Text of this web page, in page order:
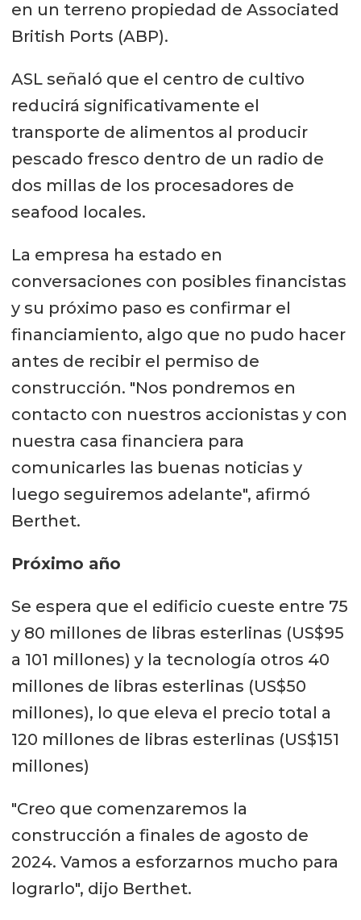
en un terreno propiedad de Associated
British Ports (ABP).
ASL señaló que el centro de cultivo
reducirá significativamente el
transporte de alimentos al producir
pescado fresco dentro de un radio de
dos millas de los procesadores de
seafood locales.
La empresa ha estado en
conversaciones con posibles financistas
y su próximo paso es confirmar el
financiamiento, algo que no pudo hacer
antes de recibir el permiso de
construcción. "Nos pondremos en
contacto con nuestros accionistas y con
nuestra casa financiera para
comunicarles las buenas noticias y
luego seguiremos adelante", afirmó
Berthet.
Próximo año
Se espera que el edificio cueste entre 75
y 80 millones de libras esterlinas (US$95
a 101 millones) y la tecnología otros 40
millones de libras esterlinas (US$50
millones), lo que eleva el precio total a
120 millones de libras esterlinas (US$151
millones)
"Creo que comenzaremos la
construcción a finales de agosto de
2024. Vamos a esforzarnos mucho para
lograrlo", dijo Berthet.